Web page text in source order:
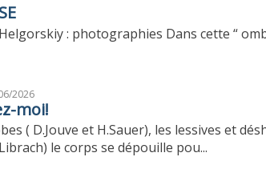
: photographies Dans cette “
2026
moi!
( D.Jouve et H.Sauer), les lessives et
le corps se dépouille pou...